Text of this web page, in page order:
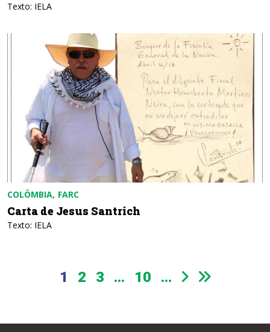
Texto: IELA
COLÔMBIA FARC
Carta de Jesus Santrich
Texto: IELA
1 2 3 ... 10 ...